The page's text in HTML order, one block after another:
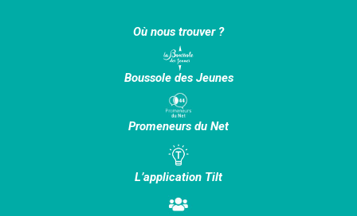
Où nous trouver ?
Boussole des Jeunes
Promeneurs du Net
L’application Tilt